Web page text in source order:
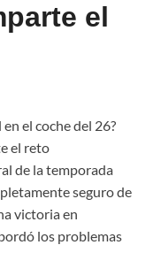
el
de la temporada
seguro de
victoria en
los problemas